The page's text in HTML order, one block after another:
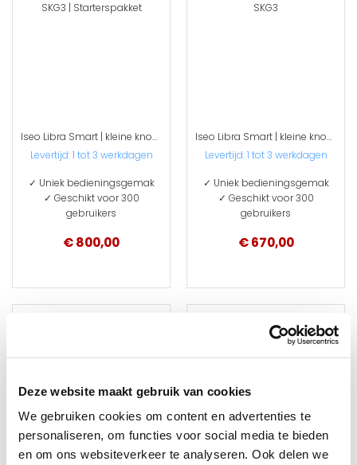
Deze website maakt gebruik van cookies
We gebruiken cookies om content en advertenties te
personaliseren, om functies voor social media te bieden
en om ons websiteverkeer te analyseren. Ook delen we
Iseo Libra Smart | kleine knop - elektronische knop SKG3 | Starterspakket
Levertijd: 1 tot 3 werkdagen
✓ Uniek bedieningsgemak
✓ Geschikt voor 300
gebruikers
€ 800,00
Iseo Libra Smart | kleine knop - elektronische knop SKG3
Levertijd: 1 tot 3 werkdagen
✓ Uniek bedieningsgemak
✓ Geschikt voor 300
gebruikers
€ 670,00